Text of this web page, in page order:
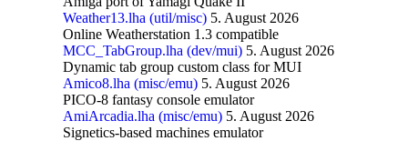
Weather13.lha (util/misc) 5. August 2026
Online Weatherstation 1.3 compatible
MCC_TabGroup.lha (dev/mui) 5. August 2026
Dynamic tab group custom class for MUI
Amico8.lha (misc/emu) 5. August 2026
PICO-8 fantasy console emulator
AmiArcadia.lha (misc/emu) 5. August 2026
Signetics-based machines emulator